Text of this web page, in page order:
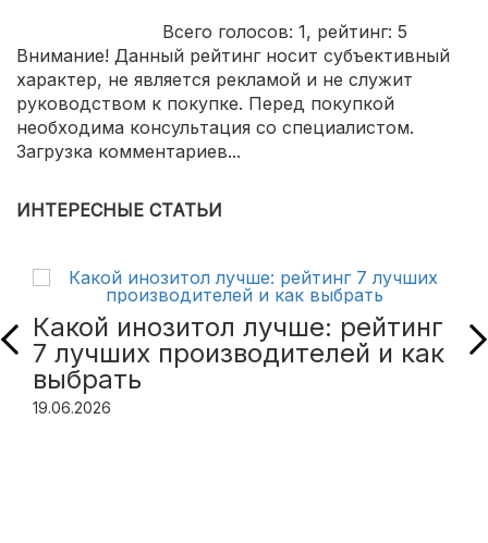
Всего голосов: 1, рейтинг: 5
Внимание! Данный рейтинг носит субъективный
характер, не является рекламой и не служит
руководством к покупке. Перед покупкой
необходима консультация со специалистом.
Загрузка комментариев...
ИНТЕРЕСНЫЕ СТАТЬИ
Какой инозитол лучше: рейтинг
7 лучших производителей и как
выбрать
19.06.2026